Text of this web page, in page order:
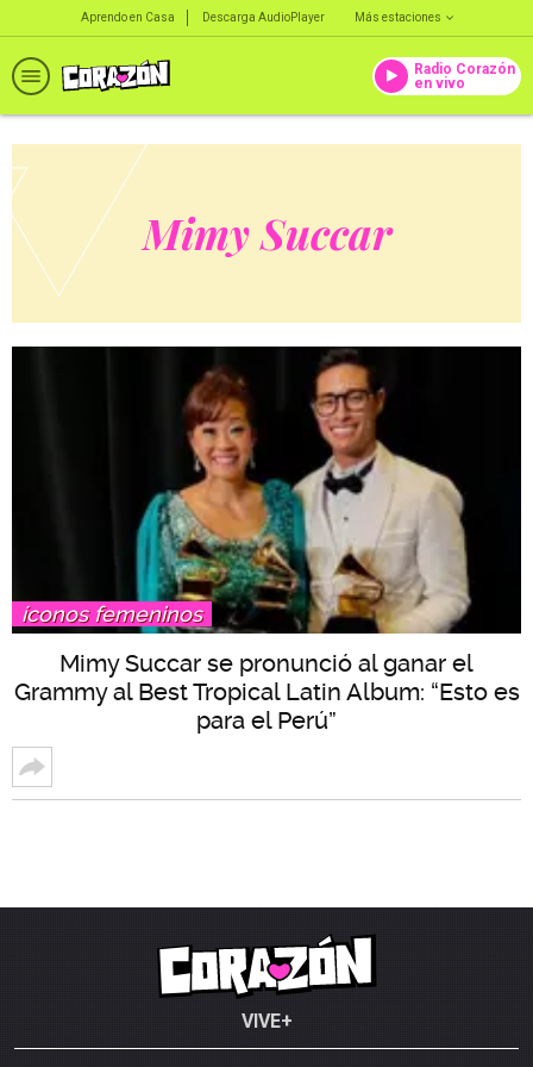
Aprendo en Casa Descarga AudioPlayer Más estaciones
Radio Corazón
en vivo
Mimy Succar
íconos femeninos
Mimy Succar se pronunció al ganar el
Grammy al Best Tropical Latin Album: “Esto es
para el Perú”
VIVE+